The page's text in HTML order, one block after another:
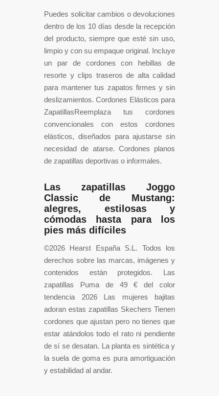
Puedes solicitar cambios o devoluciones
dentro de los 10 días desde la recepción
del producto, siempre que esté sin uso,
limpio y con su empaque original. Incluye
un par de cordones con hebillas de
resorte y clips traseros de alta calidad
para mantener tus zapatos firmes y sin
deslizamientos. Cordones Elásticos para
ZapatillasReemplaza tus cordones
convencionales con estos cordones
elásticos, diseñados para ajustarse sin
necesidad de atarse. Cordones planos
de zapatillas deportivas o informales.
Las zapatillas Joggo
Classic de Mustang:
alegres, estilosas y
cómodas hasta para los
pies más difíciles
©2026 Hearst España S.L. Todos los
derechos sobre las marcas, imágenes y
contenidos están protegidos. Las
zapatillas Puma de 49 € del color
tendencia 2026 Las mujeres bajitas
adoran estas zapatillas Skechers Tienen
cordones que ajustan pero no tienes que
estar atándolos todo el rato ni pendiente
de sí se desatan. La planta es sintética y
la suela de goma es pura amortiguación
y estabilidad al andar.